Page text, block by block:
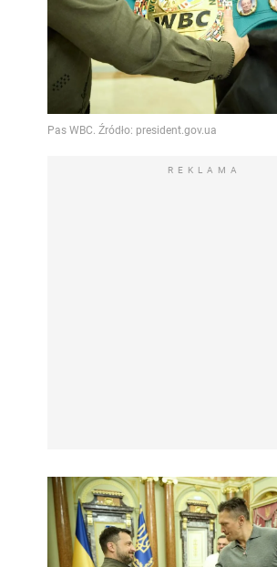
REKLAMA